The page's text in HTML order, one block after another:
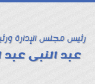
رئيس مجلس الإدارة
عبد النبى عبد